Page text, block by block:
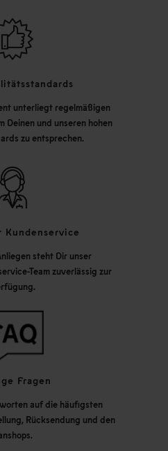
unterliegt regelmäßigen
Deinen und unseren hohen
zu entsprechen.
Kundenservice
steht Dir unser
Team zuverlässig zur
Fragen
auf die häufigsten
Rücksendung und den